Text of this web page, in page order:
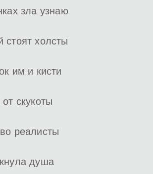
зла узнаю
стоят холсты
им и кисти
скукоты
реалисты
душа